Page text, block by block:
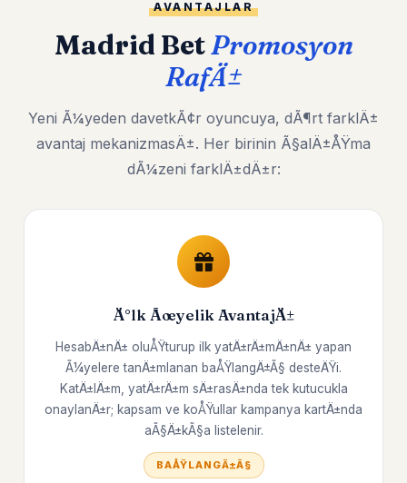
AVANTAJLAR
Madrid BetPromosyon
RafÄ±
Yeni Ã¼yeden davetkÃ¢r oyuncuya, dÃ¶rt farklÄ±
avantaj mekanizmasÄ±. Her birinin Ã§alÄ±ÅŸma
dÃ¼zeni farklÄ±dÄ±r:
Ä°lk Ãœyelik AvantajÄ±
HesabÄ±nÄ± oluÅŸturup ilk yatÄ±rÄ±mÄ±nÄ± yapan
Ã¼yelere tanÄ±mlanan baÅŸlangÄ±Ã§ desteÄŸi.
KatÄ±lÄ±m, yatÄ±rÄ±m sÄ±rasÄ±nda tek kutucukla
onaylanÄ±r; kapsam ve koÅŸullar kampanya kartÄ±nda
aÃ§Ä±kÃ§a listelenir.
BAÅŸLANGÄ±Ã§